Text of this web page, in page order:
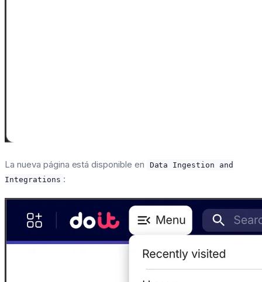
La nueva página está disponible en
Data Ingestion and
Integrations :